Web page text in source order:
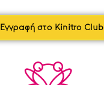
Εγγραφή στο Kinitro Club